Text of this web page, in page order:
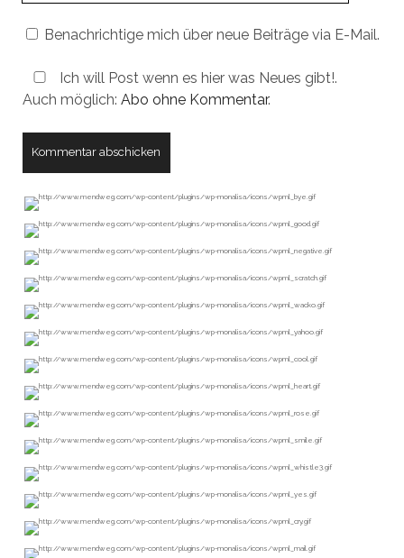
Benachrichtige mich über neue Beiträge via E-Mail.
Ich will Post wenn es hier was Neues gibt!.
Auch möglich: Abo ohne Kommentar.